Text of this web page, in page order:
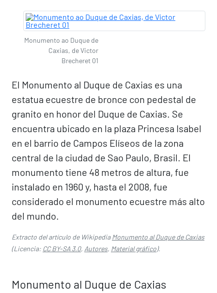
Monumento ao Duque de
Caxias, de Victor
Brecheret 01
El Monumento al Duque de Caxias es una
estatua ecuestre de bronce con pedestal de
granito en honor del Duque de Caxias. Se
encuentra ubicado en la plaza Princesa Isabel
en el barrio de Campos Elíseos de la zona
central de la ciudad de Sao Paulo, Brasil. El
monumento tiene 48 metros de altura, fue
instalado en 1960 y, hasta el 2008, fue
considerado el monumento ecuestre más alto
del mundo.​​
Extracto del artículo de WikipediaMonumento al Duque de Caxias
(Licencia: CC BY-SA 3.0, Autores, Material gráfico).
Monumento al Duque de Caxias